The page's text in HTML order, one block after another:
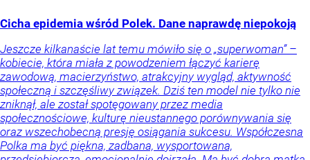
Cicha epidemia wśród Polek. Dane naprawdę niepokoją
Jeszcze kilkanaście lat temu mówiło się o „superwoman” –
kobiecie, która miała z powodzeniem łączyć karierę
zawodową, macierzyństwo, atrakcyjny wygląd, aktywność
społeczną i szczęśliwy związek. Dziś ten model nie tylko nie
zniknął, ale został spotęgowany przez media
społecznościowe, kulturę nieustannego porównywania się
oraz wszechobecną presję osiągania sukcesu. Współczesna
Polka ma być piękna, zadbana, wysportowana,